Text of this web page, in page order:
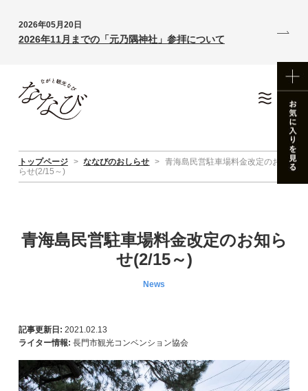
2026年05月20日
2026年11月までの「元乃隅神社」参拝について
トップページ > ななびのおしらせ > 青海島民営駐車場料金改定のお知
らせ(2/15～)
青海島民営駐車場料金改定のお知ら
せ(2/15～)
News
記事更新日: 2021.02.13
ライター情報: 長門市観光コンベンション協会